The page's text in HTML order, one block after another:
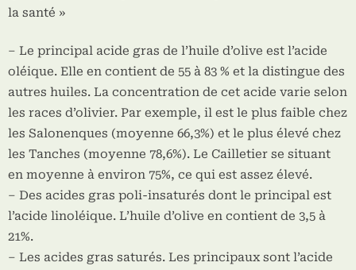
la santé »
– Le principal acide gras de l’huile d’olive est l’acide
oléique. Elle en contient de 55 à 83 % et la distingue des
autres huiles. La concentration de cet acide varie selon
les races d’olivier. Par exemple, il est le plus faible chez
les Salonenques (moyenne 66,3%) et le plus élevé chez
les Tanches (moyenne 78,6%). Le Cailletier se situant
en moyenne à environ 75%, ce qui est assez élevé.
– Des acides gras poli-insaturés dont le principal est
l’acide linoléique. L’huile d’olive en contient de 3,5 à
21%.
– Les acides gras saturés. Les principaux sont l’acide